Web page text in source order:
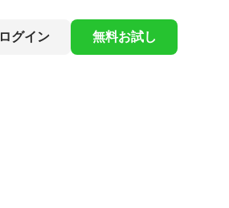
ログイン 無料お試し